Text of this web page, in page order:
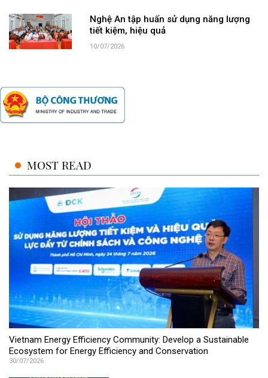
Nghệ An tập huấn sử dụng năng lượng
tiết kiệm, hiệu quả
10/07/2026
MOST READ
Vietnam Energy Efficiency Community: Develop a Sustainable
Ecosystem for Energy Efficiency and Conservation
30/07/2026